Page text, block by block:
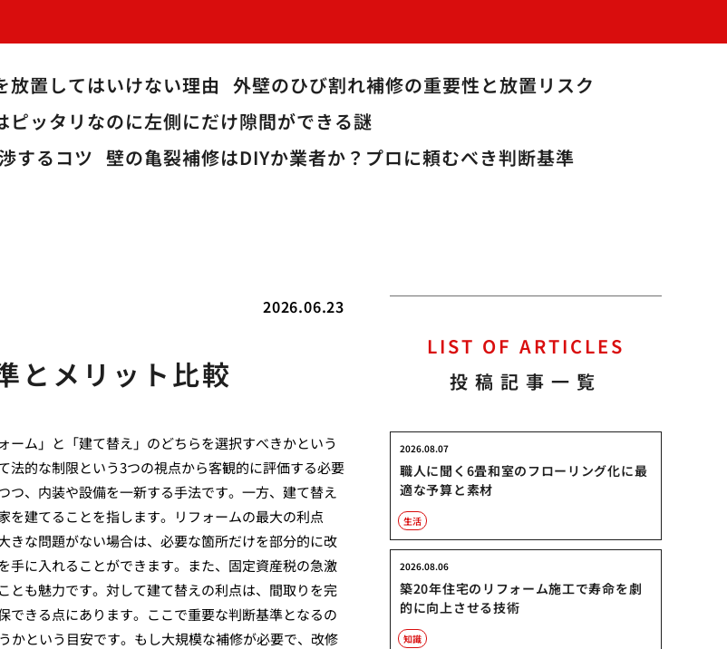
置してはいけない理由 外壁のひび割れ補修の重要性と放置リスク
ピッタリなのに左側にだけ隙間ができる謎
するコツ 壁の亀裂補修はDIYか業者か？プロに頼むべき判断基準
2026.06.23
とメリット比較
ム」と「建て替え」のどちらを選択すべきかという
的な制限という3つの視点から客観的に評価する必要
、内装や設備を一新する手法です。一方、建て替え
を建てることを指します。リフォームの最大の利点
きな問題がない場合は、必要な箇所だけを部分的に改
に入れることができます。また、固定資産税の急激
とも魅力です。対して建て替えの利点は、間取りを完
きる点にあります。ここで重要な判断基準となるの
かという目安です。もし大規模な補修が必要で、改修
LIST OF ARTICLES
投稿記事一覧
職人に聞く6畳和室のフローリング化に最
適な予算と素材
2026.08.07
生活
築20年住宅のリフォーム施工で寿命を劇
的に向上させる技術
2026.08.06
知識